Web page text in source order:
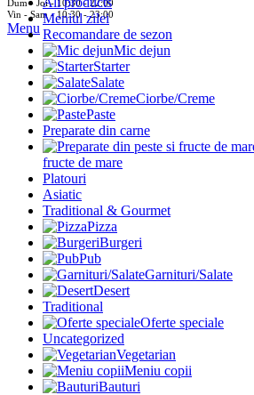
Dum - Joi - 10:30 - 22:00
Vin - Sam - 10:30 - 23:00
Menu
Meniul zilei
Recomandare de sezon
Mic dejun
Starter
Salate
Ciorbe/Creme
Paste
Preparate din carne
fructe de mare
Platouri
Asiatic
Traditional & Gourmet
Pizza
Burgeri
Pub
Garnituri/Salate
Desert
Traditional
Oferte speciale
Uncategorized
Vegetarian
Meniu copii
Bauturi